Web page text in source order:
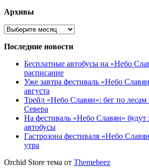
Архивы
Архивы
Последние новости
Бесплатные автобусы на «Небо
расписание
Уже завтра фестиваль «Небо
августа
Трейл «Небо Славян»: бег по лесам
Севера
На фестиваль «Небо Славян» будут
автобусы
Гастрозона фестиваля «Небо
утра
Orchid Store тема от Themebeez